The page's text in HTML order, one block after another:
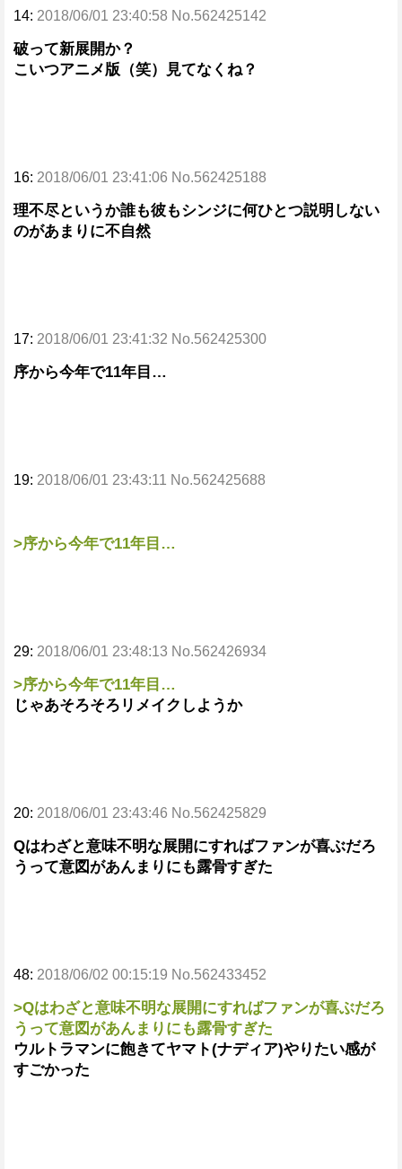
14: 2018/06/01 23:40:58 No.562425142
破って新展開か？
こいつアニメ版（笑）見てなくね？
16: 2018/06/01 23:41:06 No.562425188
理不尽というか誰も彼もシンジに何ひとつ説明しない
のがあまりに不自然
17: 2018/06/01 23:41:32 No.562425300
序から今年で11年目…
19: 2018/06/01 23:43:11 No.562425688
>序から今年で11年目…
29: 2018/06/01 23:48:13 No.562426934
>序から今年で11年目…
じゃあそろそろリメイクしようか
20: 2018/06/01 23:43:46 No.562425829
Qはわざと意味不明な展開にすればファンが喜ぶだろ
うって意図があんまりにも露骨すぎた
48: 2018/06/02 00:15:19 No.562433452
>Qはわざと意味不明な展開にすればファンが喜ぶだろ
うって意図があんまりにも露骨すぎた
ウルトラマンに飽きてヤマト(ナディア)やりたい感が
すごかった